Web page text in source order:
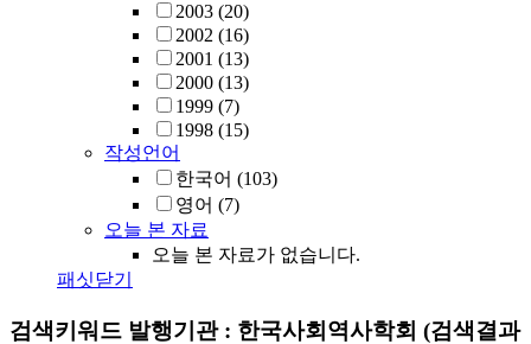
2003 (20)
2002 (16)
2001 (13)
2000 (13)
1999 (7)
1998 (15)
작성언어
한국어 (103)
영어 (7)
오늘 본 자료
오늘 본 자료가 없습니다.
패싯닫기
검색키워드 발행기관 : 한국사회역사학회 (검색결과